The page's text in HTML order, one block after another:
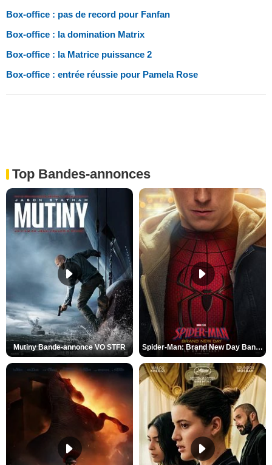
Box-office : pas de record pour Fanfan
Box-office : la domination Matrix
Box-office : la Matrice puissance 2
Box-office : entrée réussie pour Pamela Rose
Top Bandes-annonces
Mutiny Bande-annonce VO STFR Spider-Man: Brand New Day Bande-annonce VO STFR